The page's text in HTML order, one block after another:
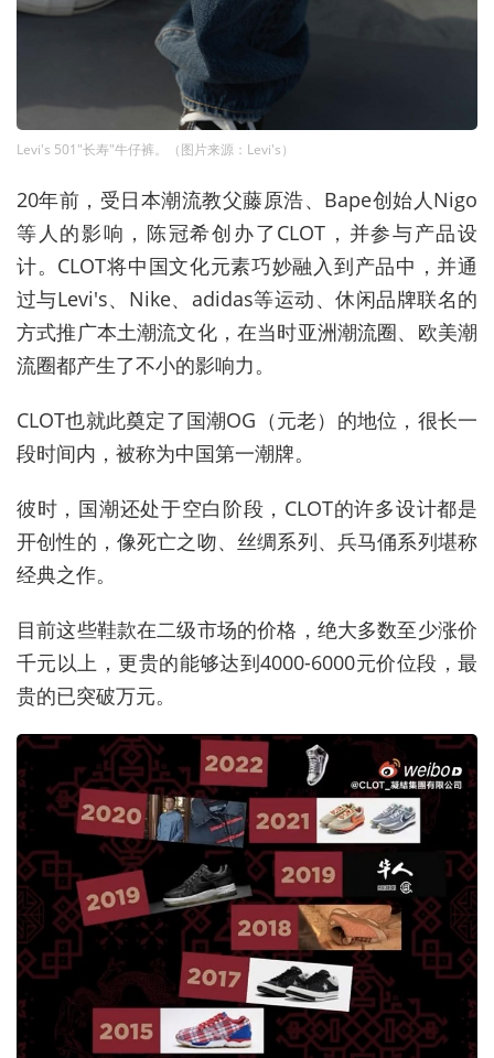
Levi's 501"长寿"牛仔裤。（图片来源：Levi's）
20年前，受日本潮流教父藤原浩、Bape创始人Nigo
等人的影响，陈冠希创办了CLOT，并参与产品设
计。CLOT将中国文化元素巧妙融入到产品中，并通
过与Levi's、Nike、adidas等运动、休闲品牌联名的
方式推广本土潮流文化，在当时亚洲潮流圈、欧美潮
流圈都产生了不小的影响力。
CLOT也就此奠定了国潮OG（元老）的地位，很长一
段时间内，被称为中国第一潮牌。
彼时，国潮还处于空白阶段，CLOT的许多设计都是
开创性的，像死亡之吻、丝绸系列、兵马俑系列堪称
经典之作。
目前这些鞋款在二级市场的价格，绝大多数至少涨价
千元以上，更贵的能够达到4000-6000元价位段，最
贵的已突破万元。